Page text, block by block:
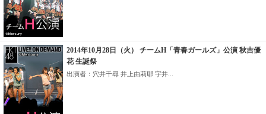
2014年10月28日（火） チームH「青春ガールズ」公演 秋吉優
花 生誕祭
出演者：穴井千尋 井上由莉耶 宇井...